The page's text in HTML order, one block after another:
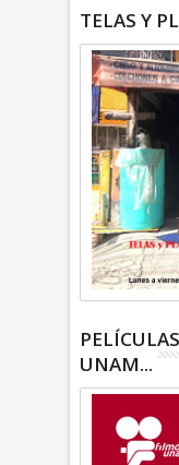
TELAS Y
UNAM...